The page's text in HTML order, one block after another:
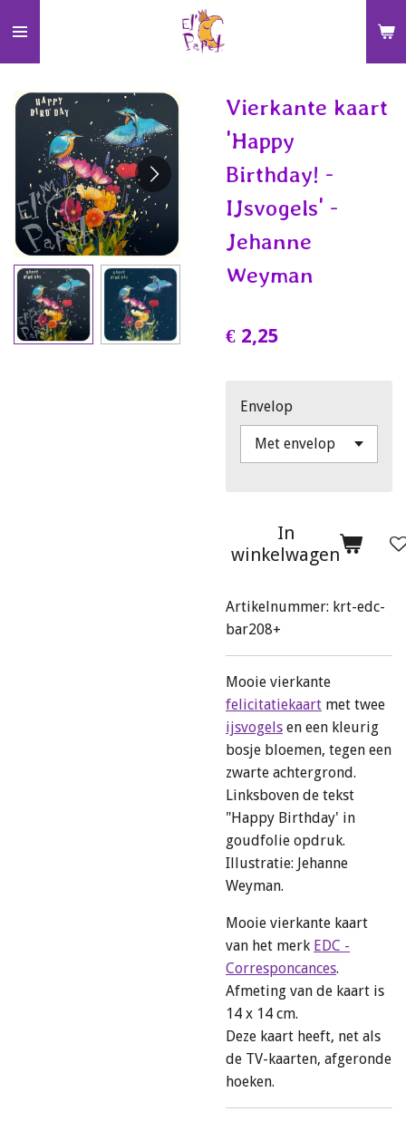
direct
naar
hoofdinhoud
Vierkante kaart
'Happy
Birthday! -
IJsvogels' -
Jehanne
Weyman
€ 2,25
Envelop
In
winkelwagen
Artikelnummer: krt-edc-
bar208+
Mooie vierkante
felicitatiekaart met twee
ijsvogels en een kleurig
bosje bloemen, tegen een
zwarte achtergrond.
Linksboven de tekst
"Happy Birthday' in
goudfolie opdruk.
Illustratie: Jehanne
Weyman.
Mooie vierkante kaart
van het merk EDC -
Corresponcances.
Afmeting van de kaart is
14 x 14 cm.
Deze kaart heeft, net als
de TV-kaarten, afgeronde
hoeken.